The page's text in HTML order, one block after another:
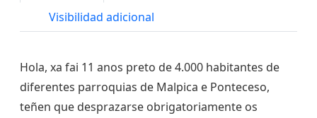
Visibilidad adicional
Hola, xa fai 11 anos preto de 4.000 habitantes de
diferentes parroquias de Malpica e Ponteceso,
teñen que desprazarse obrigatoriamente os